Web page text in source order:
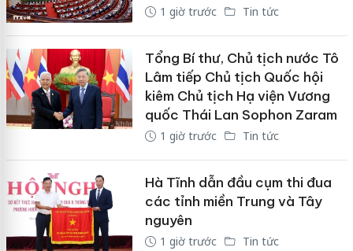
1 giờ trước Tin tức
Tổng Bí thư, Chủ tịch nước Tô
Lâm tiếp Chủ tịch Quốc hội
kiêm Chủ tịch Hạ viện Vương
quốc Thái Lan Sophon Zaram
1 giờ trước Tin tức
Hà Tĩnh dẫn đầu cụm thi đua
các tỉnh miền Trung và Tây
nguyên
1 giờ trước Tin tức